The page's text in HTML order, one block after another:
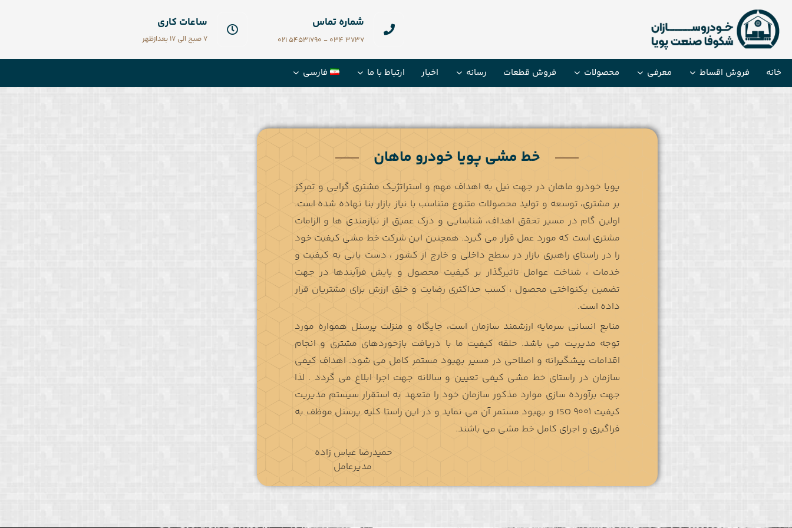
شماره تماس
3737 034 - 54531790 021
ساعات کاری
7 صبح الی 17 بعدازظهر
خانه فروش اقساط معرفی محصولات فروش قطعات رسانه اخبار ارتباط با ما فارسی
خط مشی پویا خودرو ماهان
پویا خودرو ماهان در جهت نیل به اهداف مهم و استراتژیک مشتری گرایی و تمرکز
بر مشتری، توسعه و تولید محصولات متنوع متناسب با نیاز بازار بنا نهاده شده است.
اولین گام در مسیر تحقق اهداف، شناسایی و درک عمیق از نیازمندی ها و الزامات
مشتری است که مورد عمل قرار می گیرد. همچنین این شرکت خط مشي كيفيت خود
را در راستاي راهبري بازار در سطح داخلی و خارج از کشور ، دست يابي به كيفيت و
خدمات ، شناخت عوامل تاثیرگذار بر کیفیت محصول و پایش فرآیندها در جهت
تضمین یکنواختی محصول ، كسب حداكثري رضايت و خلق ارزش براي مشتريان قرار
داده است.
منابع انسانی سرمایه ارزشمند سازمان است، جایگاه و منزلت پرسنل همواره مورد
توجه مدیریت می باشد. حلقه کیفیت ما با دریافت بازخوردهای مشتری و انجام
اقدامات پیشگیرانه و اصلاحی در مسیر بهبود مستمر کامل می شود. اهداف کیفی
سازمان در راستای خط مشی کیفی تعیین و سالانه جهت اجرا ابلاغ می گردد . لذا
جهت برآورده سازی موارد مذکور سازمان خود را متعهد به استقرار سیستم مدیریت
کیفیت ISO 9001 و بهبود مستمر آن می نماید و در این راستا کلیه پرسنل موظف به
فراگیری و اجرای کامل خط مشی می باشند.
حمیدرضا عباس زاده
مدیرعامل